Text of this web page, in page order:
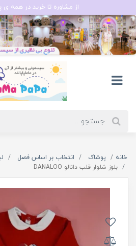
از مشاوره تا خرید در همه ی
خانه پوشاک انتخاب بر اساس فصل
بلوز شلوار قلب دانالو DANALOO